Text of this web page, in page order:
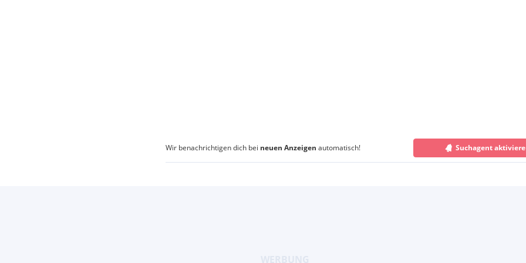
Wir benachrichtigen dich bei neuen Anzeigen automatisch! Suchagent